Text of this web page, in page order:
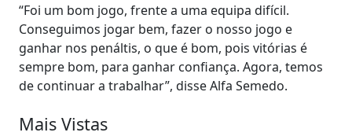
“Foi um bom jogo, frente a uma equipa difícil.
Conseguimos jogar bem, fazer o nosso jogo e
ganhar nos penáltis, o que é bom, pois vitórias é
sempre bom, para ganhar confiança. Agora, temos
de continuar a trabalhar”, disse Alfa Semedo.
Mais Vistas